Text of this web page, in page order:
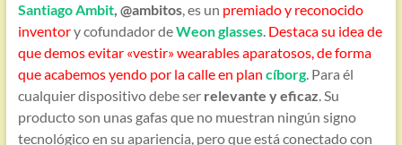
Santiago Ambit, @ambitos, es un premiado y reconocido
inventory cofundador deWeon glasses. Destaca su idea de
que demos evitar «vestir» wearables aparatosos, de forma
que acabemos yendo por la calle en plan cíborg. Para él
cualquier dispositivo debe ser relevante y eficaz. Su
producto son unas gafas que no muestran ningún signo
tecnológico en su apariencia, pero que está conectado con